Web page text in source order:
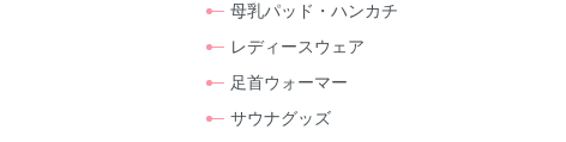
母乳パッド・ハンカチ
レディースウェア
足首ウォーマー
サウナグッズ